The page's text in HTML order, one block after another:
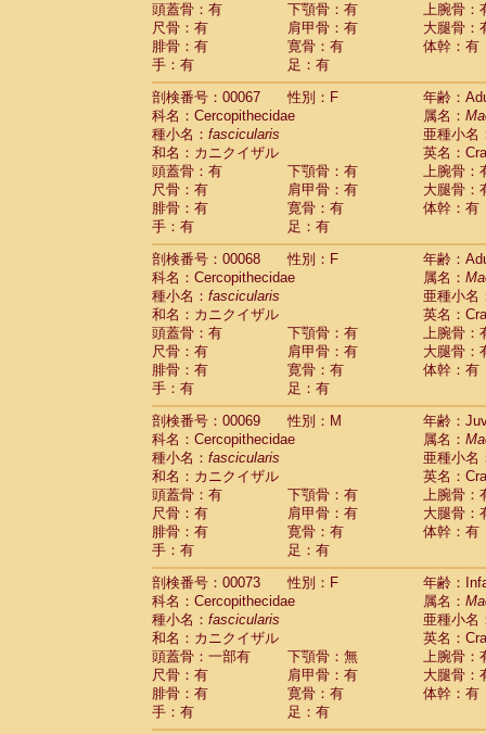
頭蓋骨：有
下顎骨：有
上腕骨：
尺骨：有
肩甲骨：有
大腿骨：
腓骨：有
寛骨：有
体幹：有
手：有
足：有
剖検番号：00067
性別：F
年齢：
科名：Cercopithecidae
属名：
種小名： fascicularis
亜種小名
和名：カニクイザル
英名：
頭蓋骨：有
下顎骨：有
上腕骨：
尺骨：有
肩甲骨：有
大腿骨：
腓骨：有
寛骨：有
体幹：有
手：有
足：有
剖検番号：00068
性別：F
年齢：
科名：Cercopithecidae
属名：
種小名： fascicularis
亜種小名
和名：カニクイザル
英名：
頭蓋骨：有
下顎骨：有
上腕骨：
尺骨：有
肩甲骨：有
大腿骨：
腓骨：有
寛骨：有
体幹：有
手：有
足：有
剖検番号：00069
性別：M
年齢：
科名：Cercopithecidae
属名：
種小名： fascicularis
亜種小名
和名：カニクイザル
英名：
頭蓋骨：有
下顎骨：有
上腕骨：
尺骨：有
肩甲骨：有
大腿骨：
腓骨：有
寛骨：有
体幹：有
手：有
足：有
剖検番号：00073
性別：F
年齢：
科名：Cercopithecidae
属名：
種小名： fascicularis
亜種小名
和名：カニクイザル
英名：
頭蓋骨：一部有
下顎骨：無
上腕骨：
尺骨：有
肩甲骨：有
大腿骨：
腓骨：有
寛骨：有
体幹：有
手：有
足：有